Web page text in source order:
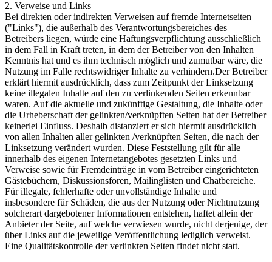
2. Verweise und Links
Bei direkten oder indirekten Verweisen auf fremde Internetseiten
("Links"), die außerhalb des Verantwortungsbereiches des
Betreibers liegen, würde eine Haftungsverpflichtung ausschließlich
in dem Fall in Kraft treten, in dem der Betreiber von den Inhalten
Kenntnis hat und es ihm technisch möglich und zumutbar wäre, die
Nutzung im Falle rechtswidriger Inhalte zu verhindern.Der Betreiber
erklärt hiermit ausdrücklich, dass zum Zeitpunkt der Linksetzung
keine illegalen Inhalte auf den zu verlinkenden Seiten erkennbar
waren. Auf die aktuelle und zukünftige Gestaltung, die Inhalte oder
die Urheberschaft der gelinkten/verknüpften Seiten hat der Betreiber
keinerlei Einfluss. Deshalb distanziert er sich hiermit ausdrücklich
von allen Inhalten aller gelinkten /verknüpften Seiten, die nach der
Linksetzung verändert wurden. Diese Feststellung gilt für alle
innerhalb des eigenen Internetangebotes gesetzten Links und
Verweise sowie für Fremdeinträge in vom Betreiber eingerichteten
Gästebüchern, Diskussionsforen, Mailinglisten und Chatbereiche.
Für illegale, fehlerhafte oder unvollständige Inhalte und
insbesondere für Schäden, die aus der Nutzung oder Nichtnutzung
solcherart dargebotener Informationen entstehen, haftet allein der
Anbieter der Seite, auf welche verwiesen wurde, nicht derjenige, der
über Links auf die jeweilige Veröffentlichung lediglich verweist.
Eine Qualitätskontrolle der verlinkten Seiten findet nicht statt.